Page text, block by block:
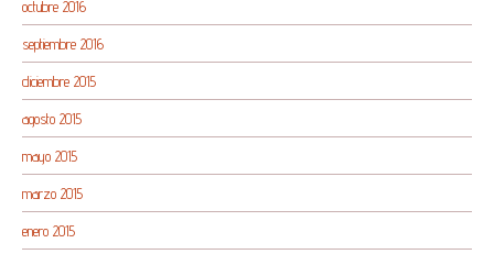
octubre 2016
septiembre 2016
diciembre 2015
agosto 2015
mayo 2015
marzo 2015
enero 2015